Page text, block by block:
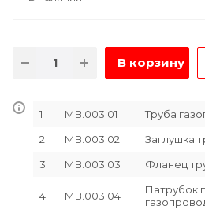
В корзину
1 МВ.003.01 Труба
2
МВ.003.02 Заглушка
3
МВ.003.03 Фланец
4 МВ.003.04
Патрубок